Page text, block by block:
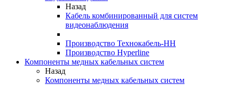
Назад
Кабель комбинированный для систем
видеонаблюдения
Производство Технокабель-НН
Производство Hyperline
Компоненты медных кабельных систем
Назад
Компоненты медных кабельных систем